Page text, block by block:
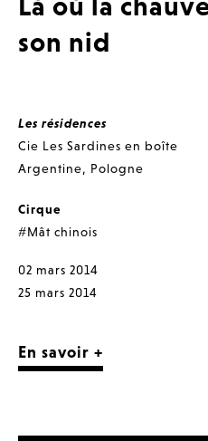
son nid
Les résidences
Cie Les Sardines en boîte
Argentine, Pologne
Cirque
#Mât chinois
02 mars 2014
25 mars 2014
En savoir +